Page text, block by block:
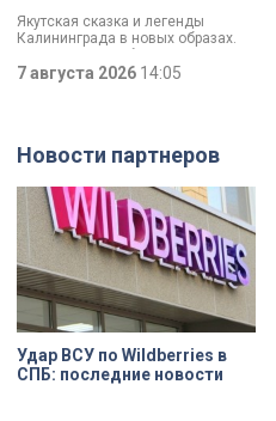
Якутская сказка и легенды
Калининграда в новых образах.
Два юных петербуржца стали
победителями всероссийского
конкурса «Моя страна — моя
народным сюжетам.
7 августа 2026 14:05
Новости партнеров
Удар ВСУ по Wildberries в
СПБ: последние новости